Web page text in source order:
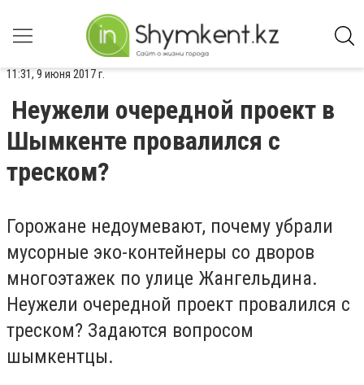
11:31, 9 июня 2017 г.
Неужели очередной проект в
Шымкенте провалился с
треском?
Горожане недоумевают, почему убрали
мусорные эко-контейнеры со дворов
многоэтажек по улице Жангельдина.
Неужели очередной проект провалился с
треском? Задаются вопросом
шымкентцы.